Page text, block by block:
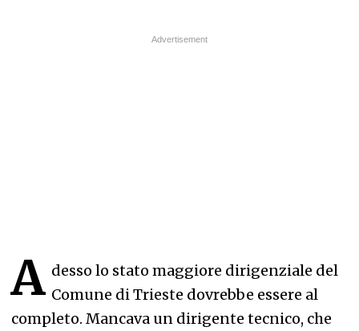
A desso lo stato maggiore dirigenziale del
Comune di Trieste dovrebbe essere al
completo. Mancava un dirigente tecnico, che